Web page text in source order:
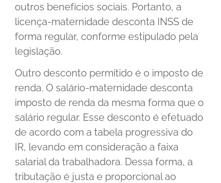
outros benefícios sociais. Portanto, a
licença-maternidade desconta INSS de
forma regular, conforme estipulado pela
legislação.
Outro desconto permitido é o imposto de
renda. O salário-maternidade desconta
imposto de renda da mesma forma que o
salário regular. Esse desconto é efetuado
de acordo com a tabela progressiva do
IR, levando em consideração a faixa
salarial da trabalhadora. Dessa forma, a
tributação é justa e proporcional ao